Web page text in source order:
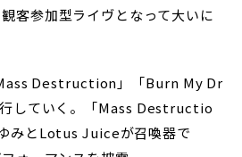
客参加型ライヴとなって大いに
Destruction」「Burn My Dr
していく。「Mass Destructio
みとLotus Juiceが召喚器で